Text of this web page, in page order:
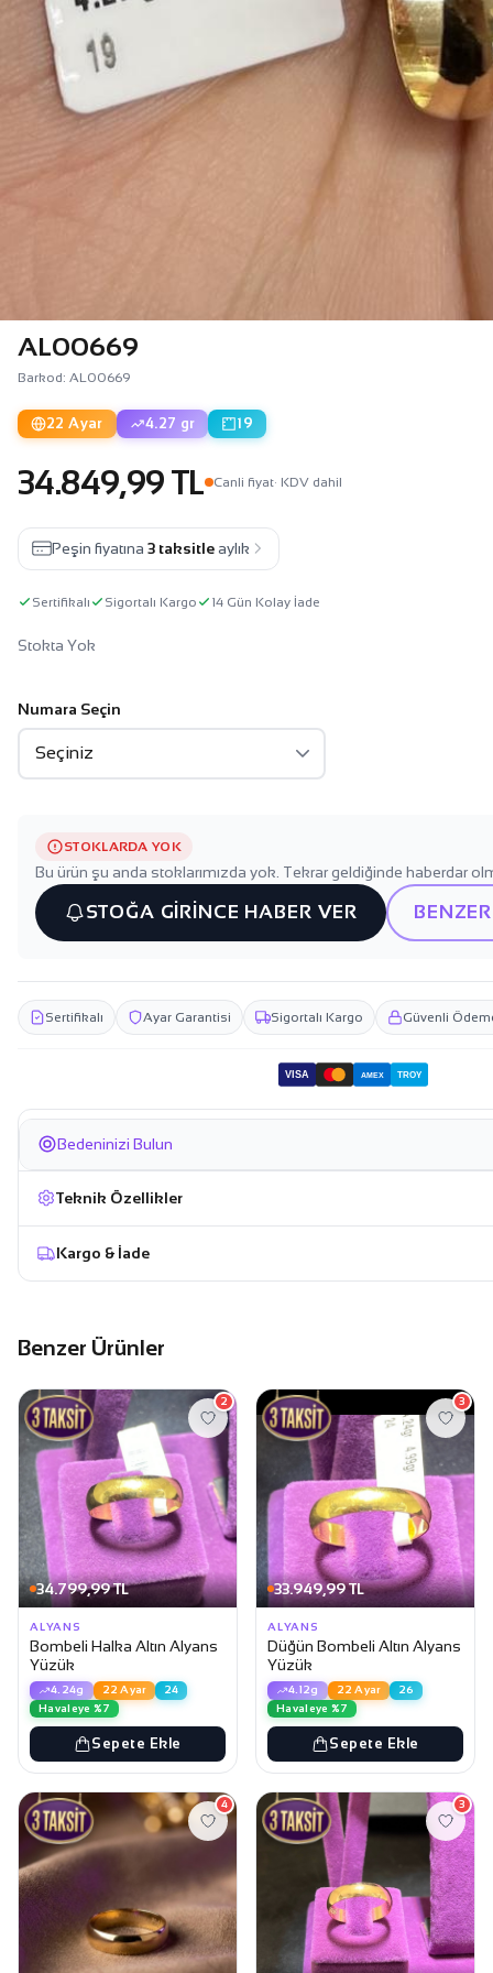
AL00669
Barkod: AL00669
22 Ayar 4.27 gr 19
34.849,99 TL Canli fiyat· KDV dahil
Peşin fiyatına 3 taksitle aylık
Sertifikalı Sigortalı Kargo 14 Gün Kolay İade
Stokta Yok
Numara Seçin
STOKLARDA YOK
Bu ürün şu anda stoklarımızda yok. Tekrar geldiğinde haberdar
STOĞA GİRİNCE HABER VER
Sertifikalı Ayar Garantisi Sigortalı Kargo Güvenli
VISA AMEX TROY
Bedeninizi Bulun
Teknik Özellikler
Kargo & İade
Benzer Ürünler
34.799,99 TL
2
ALYANS
Bombeli Halka Altın Alyans
Yüzük
4.24g 22 Ayar
24
Havaleye %7
Sepete Ekle
33.949,99 TL
3
ALYANS
Düğün Bombeli Altın Alyans
Yüzük
4.12g 22 Ayar
26
Havaleye %7
Sepete Ekle
4 3